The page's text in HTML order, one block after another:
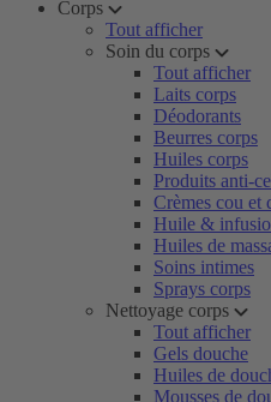
Corps
Tout afficher
Soin du corps
Tout afficher
Laits corps
Déodorants
Beurres corps
Huiles corps
Produits anti-
Crèmes cou et
Huile &
Huiles de
Soins intimes
Sprays corps
Nettoyage corps
Tout afficher
Gels douche
Huiles de
Mousses de